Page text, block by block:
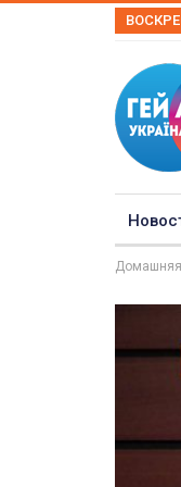
Домашняя